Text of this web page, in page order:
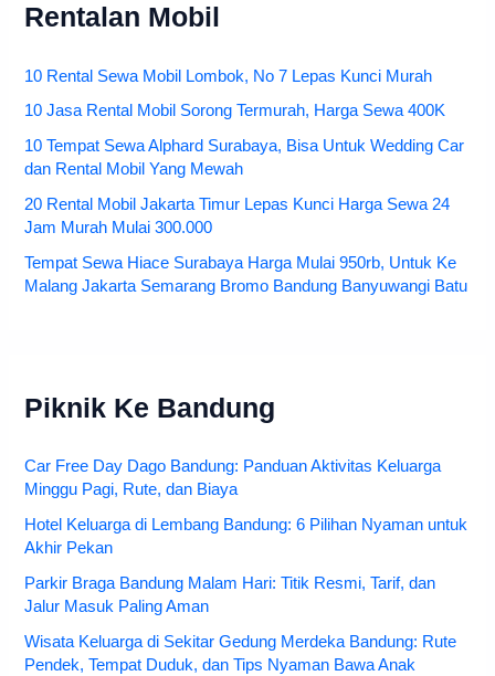
Rentalan Mobil
10 Rental Sewa Mobil Lombok, No 7 Lepas Kunci Murah
10 Jasa Rental Mobil Sorong Termurah, Harga Sewa 400K
10 Tempat Sewa Alphard Surabaya, Bisa Untuk Wedding Car
dan Rental Mobil Yang Mewah
20 Rental Mobil Jakarta Timur Lepas Kunci Harga Sewa 24
Jam Murah Mulai 300.000
Tempat Sewa Hiace Surabaya Harga Mulai 950rb, Untuk Ke
Malang Jakarta Semarang Bromo Bandung Banyuwangi Batu
Piknik Ke Bandung
Car Free Day Dago Bandung: Panduan Aktivitas Keluarga
Minggu Pagi, Rute, dan Biaya
Hotel Keluarga di Lembang Bandung: 6 Pilihan Nyaman untuk
Akhir Pekan
Parkir Braga Bandung Malam Hari: Titik Resmi, Tarif, dan
Jalur Masuk Paling Aman
Wisata Keluarga di Sekitar Gedung Merdeka Bandung: Rute
Pendek, Tempat Duduk, dan Tips Nyaman Bawa Anak